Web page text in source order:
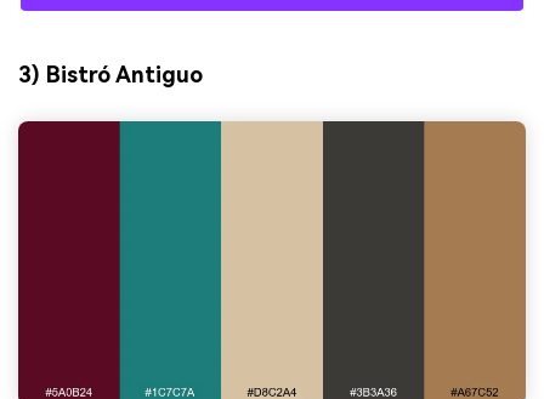
3) Bistró Antiguo